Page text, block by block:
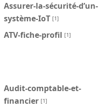
Assurer-la-sécurité-d’un-
système-IoT [1]
ATV-fiche-profil [1]
Audit-comptable-et-
financier [1]